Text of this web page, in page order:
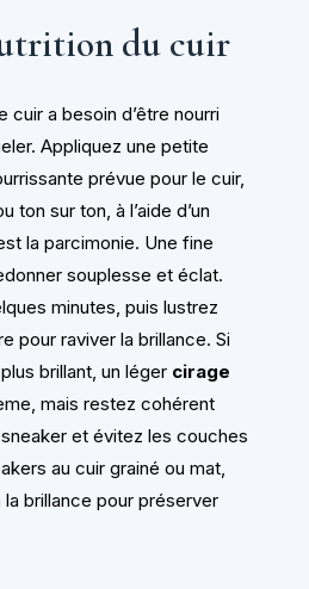
du cuir
cuir a besoin d’être nourri
Appliquez une petite
prévue pour le cuir,
ton sur ton, à l’aide d’un
la parcimonie. Une fine
souplesse et éclat.
minutes, puis lustrez
pour raviver la brillance. Si
brillant, un léger cirage
mais restez cohérent
et évitez les couches
au cuir grainé ou mat,
brillance pour préserver